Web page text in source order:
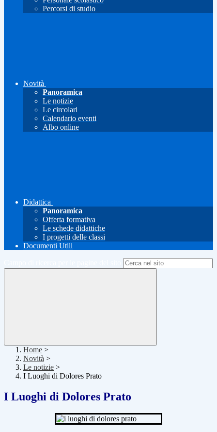
Percorsi di studio
Novità
Panoramica
Le notizie
Le circolari
Calendario eventi
Albo online
Didattica
Panoramica
Offerta formativa
Le schede didattiche
I progetti delle classi
Documenti Utili
Home >
Novità >
Le notizie >
I Luoghi di Dolores Prato
I Luoghi di Dolores Prato